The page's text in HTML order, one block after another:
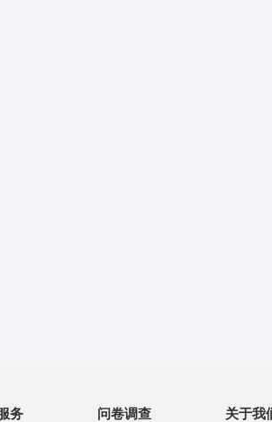
务 问卷调查 关于我